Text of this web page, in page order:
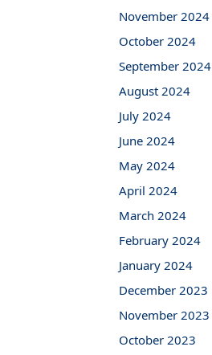
November 2024
October 2024
September 2024
August 2024
July 2024
June 2024
May 2024
April 2024
March 2024
February 2024
January 2024
December 2023
November 2023
October 2023